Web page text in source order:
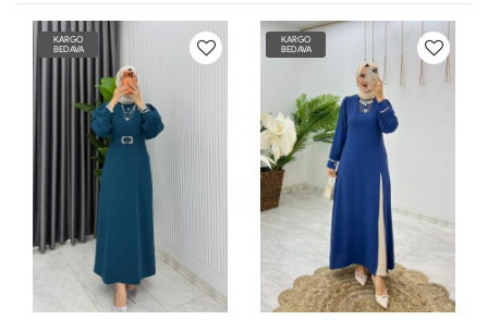
KARGO
BEDAVA
KARGO
BEDAVA